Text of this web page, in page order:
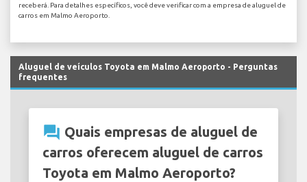
receberá. Para detalhes específicos, você deve verificar com a empresa de aluguel de
carros em Malmo Aeroporto.
Aluguel de veículos Toyota em Malmo Aeroporto - Perguntas
frequentes
question_answer Quais empresas de aluguel de
carros oferecem aluguel de carros
Toyota em Malmo Aeroporto?